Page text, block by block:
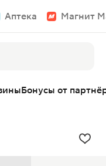
Аптека Магнит
Бонусы от